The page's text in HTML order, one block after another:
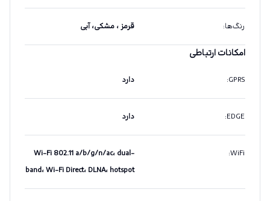
رنگ‌ها: قرمز ، مشکی، آبی
امکانات ارتباطی
GPRS
: دارد
EDGE
: دارد
WiFi
:
Wi-Fi 802.11 a/b/g/n/ac، dual-
band، Wi-Fi Direct، DLNA، hotspot